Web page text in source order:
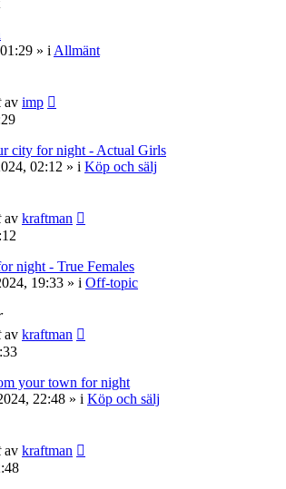
» i Allmänt
av imp
city for night - Actual Girls
02:12 » i Köp och sälj
av kraftman
night - True Females
19:33 » i Off-topic
av kraftman
your town for night
22:48 » i Köp och sälj
av kraftman